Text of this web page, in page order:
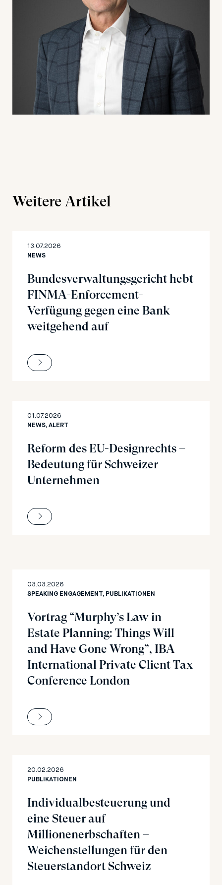
Weitere Artikel
13.07.2026
NEWS
Bundesverwaltungsgericht hebt
FINMA-Enforcement-
Verfügung gegen eine Bank
weitgehend auf
01.07.2026
NEWS, ALERT
Reform des EU-Designrechts –
Bedeutung für Schweizer
Unternehmen
03.03.2026
SPEAKING ENGAGEMENT, PUBLIKATIONEN
Vortrag “Murphy’s Law in
Estate Planning: Things Will
and Have Gone Wrong”, IBA
International Private Client Tax
Conference London
20.02.2026
PUBLIKATIONEN
Individualbesteuerung und
eine Steuer auf
Millionenerbschaften –
Weichenstellungen für den
Steuerstandort Schweiz